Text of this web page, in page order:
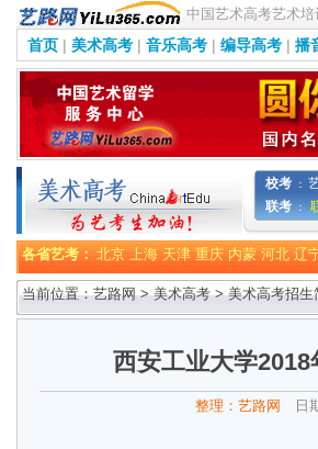
中国艺术高考艺术
首页 | 美术高考 | 音乐高考 | 编导高考 | 播
校考 ：
联考
：
各省艺考： 北京 上海 天津 重庆 内蒙 河北 辽
当前位置：艺路网 >美术高考>美术高考招生
西安工业大学
整理：艺路网 日